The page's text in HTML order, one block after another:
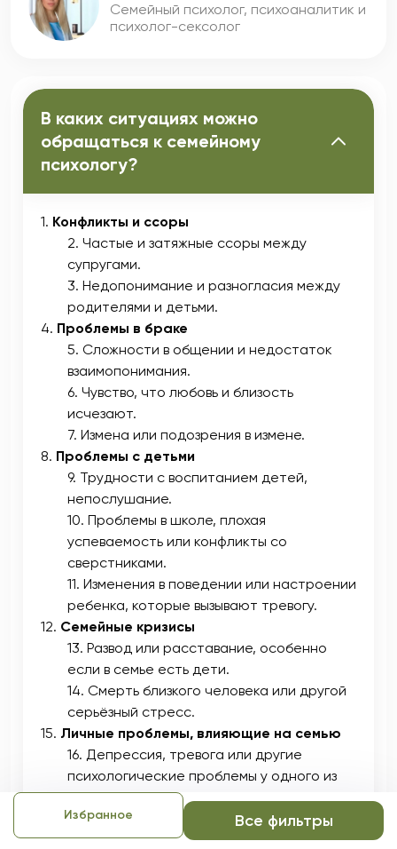
Избранное Все фильтры
Семейный психолог, психоаналитик и
психолог-сексолог
В каких ситуациях можно
обращаться к семейному
психологу?
Конфликты и ссоры
Частые и затяжные ссоры между
супругами.
Недопонимание и разногласия между
родителями и детьми.
Проблемы в браке
Сложности в общении и недостаток
взаимопонимания.
Чувство, что любовь и близость
исчезают.
Измена или подозрения в измене.
Проблемы с детьми
Трудности с воспитанием детей,
непослушание.
Проблемы в школе, плохая
успеваемость или конфликты со
сверстниками.
Изменения в поведении или настроении
ребенка, которые вызывают тревогу.
Семейные кризисы
Развод или расставание, особенно
если в семье есть дети.
Смерть близкого человека или другой
серьёзный стресс.
Личные проблемы, влияющие на семью
Депрессия, тревога или другие
психологические проблемы у одного из
членов семьи.
Проблемы с зависимостями (алкоголь,
наркотики и т.д.).